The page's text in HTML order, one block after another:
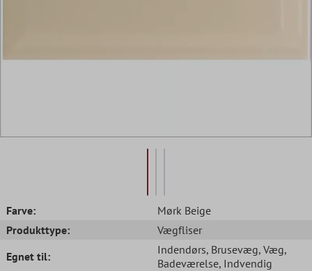
Farve:
Mørk Beige
Produkttype:
Vægfliser
Egnet til:
Indendørs, Brusevæg, Væg,
Badeværelse, Indvendig